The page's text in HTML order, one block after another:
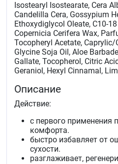
Isostearyl Isostearate, Cera
Candelilla Cera, Gossypium
Ethoxydiglycol Oleate, C10-
Copernicia Cerifera Wax,
Tocopheryl Acetate, Caprylic/
Glycine Soja Oil, Aloe
Gallate, Tocopherol, Citric
Geraniol, Hexyl Cinnamal,
Описание
Действие:
с первого применения
комфорта.
быстро избавляет от
сухости.
разглаживает,